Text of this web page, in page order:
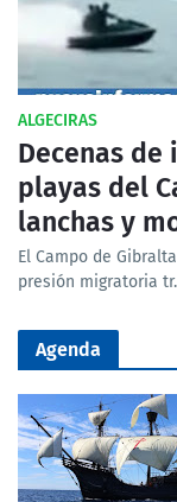
ALGECIRAS
Decenas
playas del
lanchas y
El Campo de
presión migratoria
Agenda